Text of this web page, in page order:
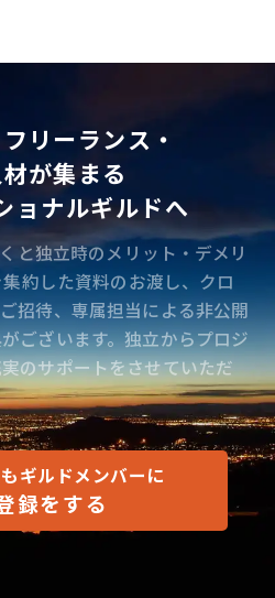
リーランス・
が集まる
ョナルギルドへ
と独立時のメリット・デメリ
約した資料のお渡し、クロ
招待、専属担当による非公開
ございます。独立からプロジ
のサポートをさせていただ
ギルドメンバーに
録をする